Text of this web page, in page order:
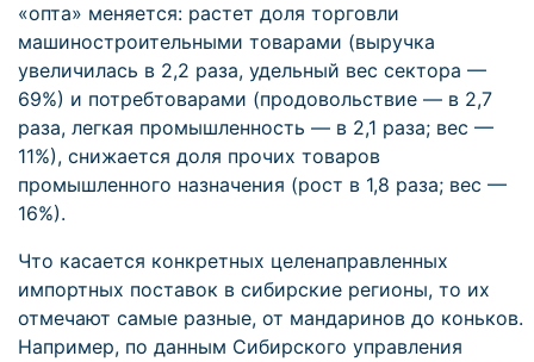
«опта» меняется: растет доля торговли
машиностроительными товарами (выручка
увеличилась в 2,2 раза, удельный вес сектора —
69%) и потребтоварами (продовольствие — в 2,7
раза, легкая промышленность — в 2,1 раза; вес —
11%), снижается доля прочих товаров
промышленного назначения (рост в 1,8 раза; вес —
16%).
Что касается конкретных целенаправленных
импортных поставок в сибирские регионы, то их
отмечают самые разные, от мандаринов до коньков.
Например, по данным Сибирского управления